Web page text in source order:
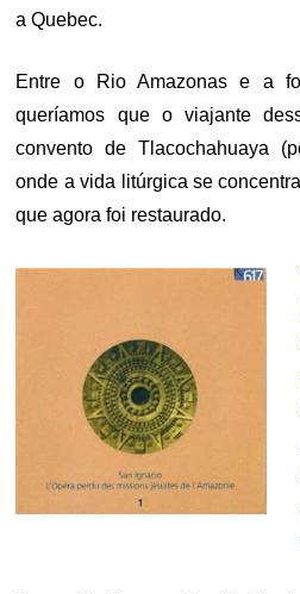
a Quebec.
Entre o Rio Amazonas e a
queríamos que o viajante
convento de Tlacochahuaya
onde a vida litúrgica se
que agora foi restaurado.